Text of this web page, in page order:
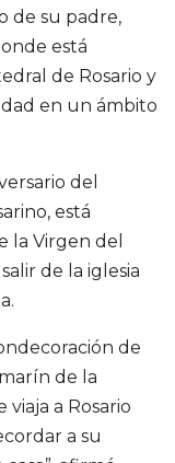
de su padre,
está
de Rosario y
en un ámbito
del
está
la Virgen del
de la iglesia
de
de la
a Rosario
a su